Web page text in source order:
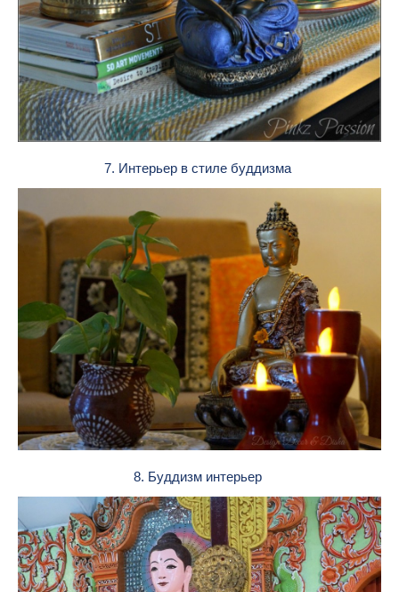
7. Интерьер в стиле буддизма
8. Буддизм интерьер